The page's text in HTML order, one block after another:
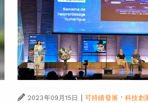
2023年09月15日 可持續發展 ·科技創